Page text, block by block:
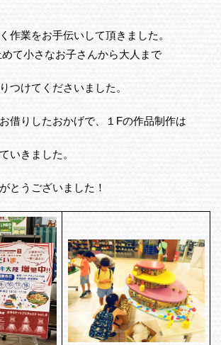
作業をお手伝いして頂きました。
て小さなお子さんから大人まで
つけてくださいました。
借りしたおかげで、１Fの作品制作は
いきました。
とうございました！